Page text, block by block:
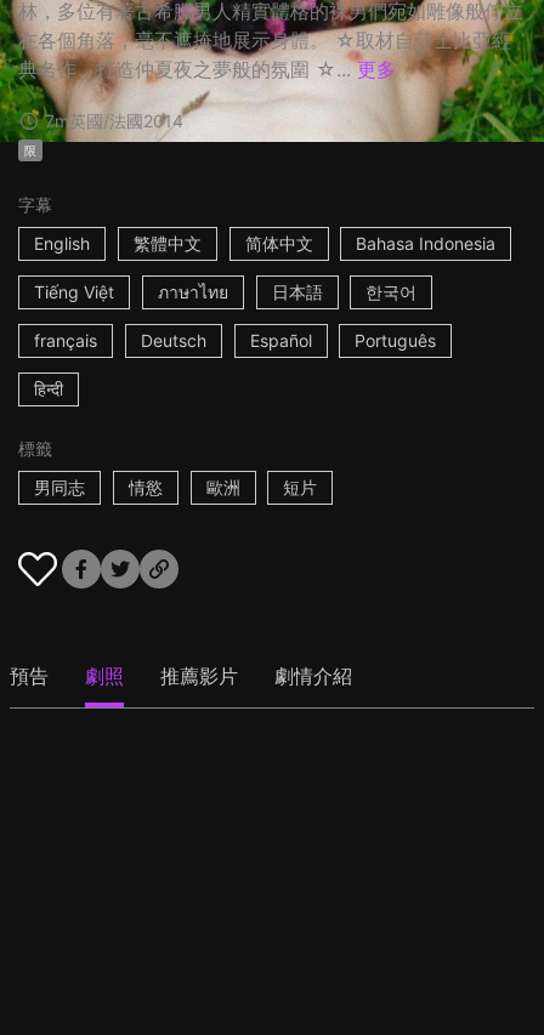
林，多位有著古希臘男人精實體格的裸男們宛如雕像般佇立
在各個角落，毫不遮掩地展示身體。 ☆取材自莎士比亞經
典名作，打造仲夏夜之夢般的氛圍 ☆... 更多
7m英國/法國2014
限
字幕
English
繁體中文 简体中文 Bahasa Indonesia
Tiếng Việt ภาษาไทย 日本語 한국어
français Deutsch Español Português
हिन्दी
標籤
男同志
情慾 歐洲 短片
預告 劇照 推薦影片 劇情介紹